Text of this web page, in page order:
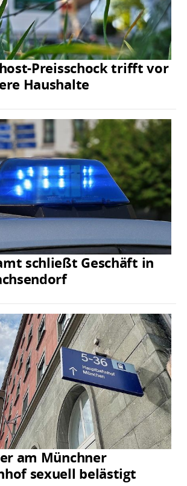
Preisschock trifft vor
Haushalte
schließt Geschäft in
am Münchner
sexuell belästigt